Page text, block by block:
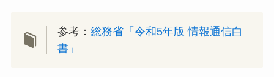
参考：総務省「令和5年版 情報通信白
書」